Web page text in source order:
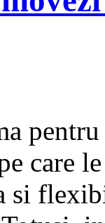
care
si